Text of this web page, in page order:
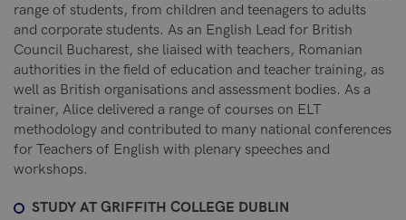
range of students, from children and teenagers to adults
and corporate students. As an English Lead for British
Council Bucharest, she liaised with teachers, Romanian
authorities in the field of education and teacher training, as
well as British organisations and assessment bodies. As a
trainer, Alice delivered a range of courses on ELT
methodology and contributed to many national conferences
for Teachers of English with plenary speeches and
workshops.
STUDY AT GRIFFITH COLLEGE DUBLIN